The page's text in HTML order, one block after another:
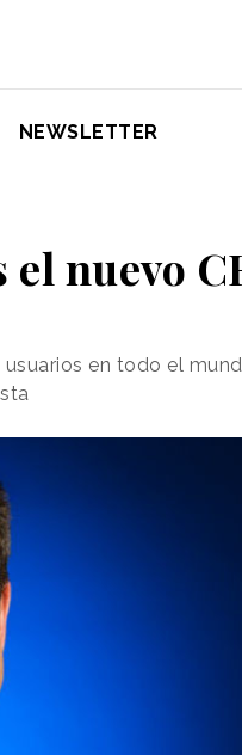
NEWSLETTER
el nuevo
en todo el